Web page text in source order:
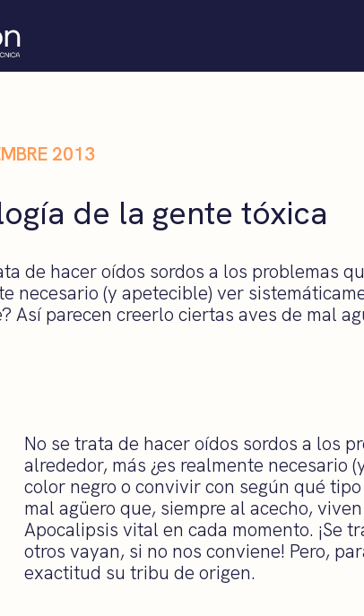
2013
de la gente tóxica
de hacer oídos sordos a los problemas
necesario (y apetecible) ver
Así parecen creerlo ciertas aves de mal
No se trata de hacer oídos sordos a los
alrededor, más ¿es realmente necesario
color negro o convivir con según qué
mal agüero que, siempre al acecho,
Apocalipsis vital en cada momento. ¡Se
otros vayan, si no nos conviene! Pero,
exactitud su tribu de origen.